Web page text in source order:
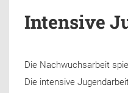
Intensive
Die Nachwuchsarbeit
Die intensive